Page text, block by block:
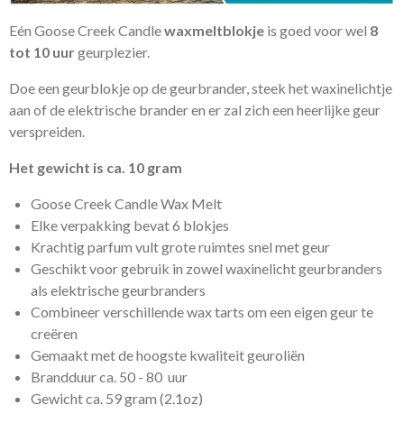
Eén Goose Creek Candlewaxmeltblokje is goed voor wel 8
tot 10 uurgeurplezier.
Doe een geurblokje op de geurbrander, steek het waxinelichtje
aan of de elektrische brander en er zal zich een heerlijke geur
verspreiden.
Het gewicht is ca. 10 gram
Goose Creek Candle Wax Melt
Elke verpakking bevat 6 blokjes
Krachtig parfum vult grote ruimtes snel met geur
Geschikt voor gebruik in zowel waxinelicht geurbranders
als elektrische geurbranders
Combineer verschillende wax tarts om een eigen geur te
creëren
Gemaakt met de hoogste kwaliteit geuroliën
Brandduur ca. 50 - 80 uur
Gewicht ca. 59 gram (2.1oz)